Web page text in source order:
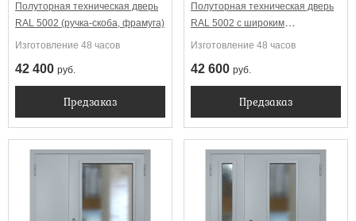
Полуторная техническая дверь
RAL 5002 (ручка-скоба, фрамуга)
Изготовление 48 часов
42 400 руб.
Предзаказ
Полуторная техническая дверь
RAL 5002 с широким
стеклопакетом (ручка-скоба)
Изготовление 48 часов
42 600 руб.
Предзаказ